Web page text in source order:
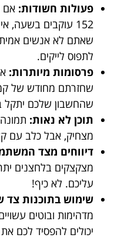
פעולות חשודות: אם
152 עוקבים
שאתם לא אנשים
לתפוס לייקים.
פרסומות מיותרות:
שחזרתם מחודש של
שהחשבון שלכם יתקל
תוכן לא נאות:
מצחיק, אבל כלב עם
דיווחים מצד
מצקצקים בלחצנים
עליכם. לא כיף!
שימוש בתוכנות צד
מדהימות ובוטים
יכולים להפסיד לכם